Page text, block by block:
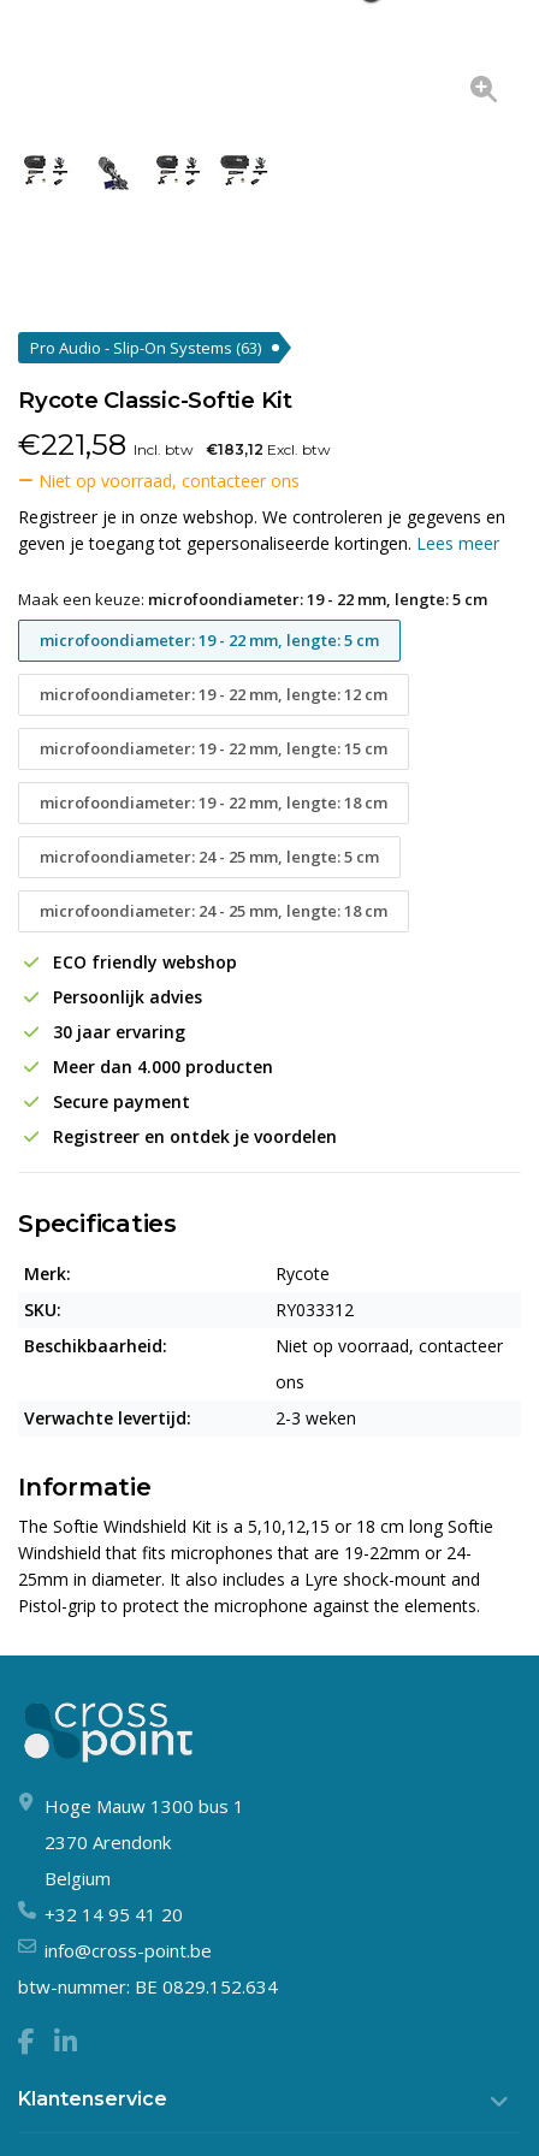
Pro Audio - Slip-On Systems (63)
Rycote Classic-Softie Kit
€221,58 Incl. btw €183,12 Excl. btw
Niet op voorraad, contacteer ons
Registreer je in onze webshop. We controleren je gegevens en
geven je toegang tot gepersonaliseerde kortingen. Lees meer
Maak een keuze: microfoondiameter: 19 - 22 mm, lengte: 5 cm
microfoondiameter: 19 - 22 mm, lengte: 5 cm
microfoondiameter: 19 - 22 mm, lengte: 12 cm
microfoondiameter: 19 - 22 mm, lengte: 15 cm
microfoondiameter: 19 - 22 mm, lengte: 18 cm
microfoondiameter: 24 - 25 mm, lengte: 5 cm
microfoondiameter: 24 - 25 mm, lengte: 18 cm
ECO friendly webshop
Persoonlijk advies
30 jaar ervaring
Meer dan 4.000 producten
Secure payment
Registreer en ontdek je voordelen
Specificaties
Merk:
Rycote
SKU:
RY033312
Beschikbaarheid:
Niet op voorraad, contacteer
ons
Verwachte levertijd:
2-3 weken
Informatie
The Softie Windshield Kit is a 5,10,12,15 or 18 cm long Softie
Windshield that fits microphones that are 19-22mm or 24-
25mm in diameter. It also includes a Lyre shock-mount and
Pistol-grip to protect the microphone against the elements.
Hoge Mauw 1300 bus 1
2370 Arendonk
Belgium
+32 14 95 41 20
info@cross-point.be
btw-nummer: BE 0829.152.634
Klantenservice